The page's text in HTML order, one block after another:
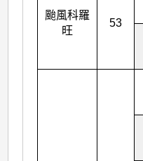
颱風科羅
旺
53